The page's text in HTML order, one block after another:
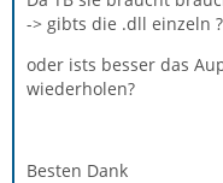
-> gibts die .dll einzeln ?
oder ists besser das
wiederholen?
Besten Dank